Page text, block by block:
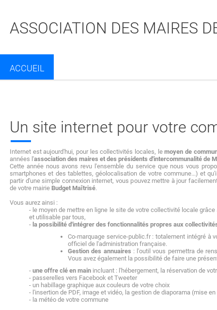
ASSOCIATION DES MAIRES
ACCUEIL
Un site internet pour votre
Internet est aujourd'hui, pour les collectivités locales, lemoyen de
années l'association des maires et des présidents d'intercommunalité de
Cette année nous avons revu l'ensemble du service que nous vous
smartphones et des tablettes, géolocalisation de votre commune...) et
partir d'une simple connexion internet, vous pouvez mettre à jour
de votre mairie Budget Maîtrisé.
Vous aurez ainsi :
- le moyen de mettre en ligne le site de votre collectivité locale
et utilisable par tous,
- la possibilité d'intégrer des fonctionnalités propres aux
Co-marquage service-public.fr : totalement intégré
officiel de l'administration française.
Gestion des annuaires : l'outil vous permettra de
Vous avez également la possibilité de faire une
- une offre clé en main incluant : l'hébergement, la réservation de
- passerelles vers Facebook et Tweeter
- un habillage graphique aux couleurs de votre choix
- l'insertion de PDF, image et vidéo, la gestion de diaporama (mise
- la météo de votre commune